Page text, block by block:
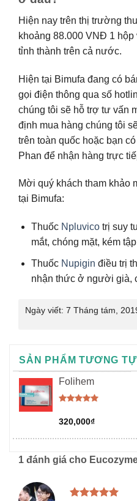
Hiện nay trên thị trường
khoảng 88.000 VNĐ 1
tỉnh thành trên cả nước.
Hiện tại Bimufa đang có
gọi điện thông qua số
chúng tôi sẽ hỗ trợ tư vấn
định mua hàng chúng tôi
trên toàn quốc hoặc bạn
Phan để nhận hàng trực
Mời quý khách tham khảo
tại Bimufa:
Thuốc Npluvicotrị suy
mắt, chóng mặt, kém
Thuốc Nupigin điều trị
nhận thức ở người già,
Ngày viết: 7 Tháng tám,
SẢN PHẨM TƯƠNG TỰ
Folihem
hạng5.00
5 sao
320,000₫
1 đánh giá cho